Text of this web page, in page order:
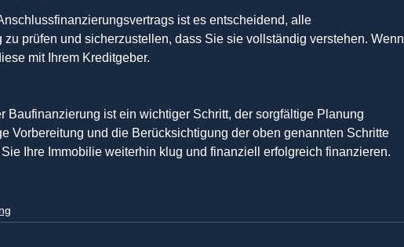
ist es entscheidend, alle
prüfen und sicherzustellen, dass Sie sie vollständig verstehen. Wenn
mit Ihrem Kreditgeber.
Baufinanzierung ist ein wichtiger Schritt, der sorgfältige Planung
Vorbereitung und die Berücksichtigung der oben genannten Schritte
Ihre Immobilie weiterhin klug und finanziell erfolgreich finanzieren.